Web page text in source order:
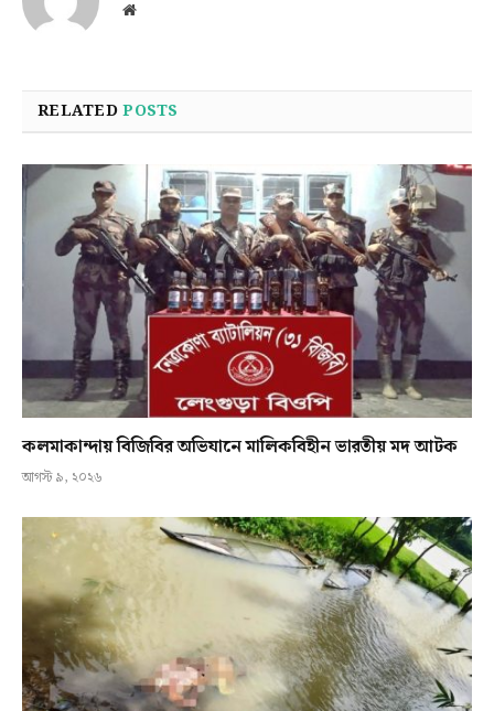
Website
RELATEDPOSTS
কলমাকান্দায় বিজিবির অভিযানে মালিকবিহীন ভারতীয় মদ আটক
আগস্ট ৯, ২০২৬